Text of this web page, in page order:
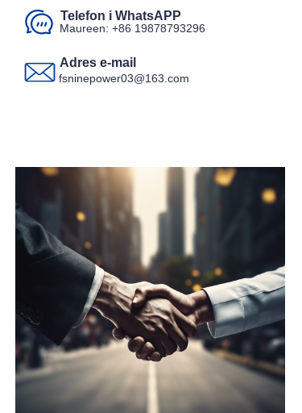
Maureen: +86 19878793296
Telefon i WhatsAPP
Adres e-mail
fsninepower03@163.com
O nas